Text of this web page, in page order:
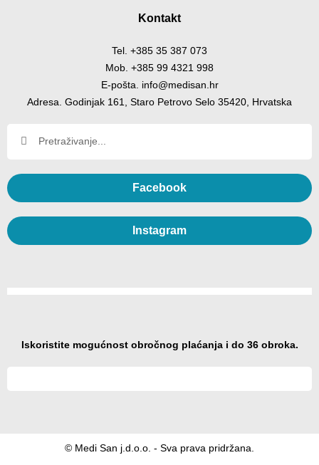
Kontakt
Tel. +385 35 387 073
Mob. +385 99 4321 998
E-pošta. info@medisan.hr
Adresa. Godinjak 161, Staro Petrovo Selo 35420, Hrvatska
Facebook
Instagram
Iskoristite mogućnost obročnog plaćanja i do 36 obroka.
© Medi San j.d.o.o. - Sva prava pridržana.